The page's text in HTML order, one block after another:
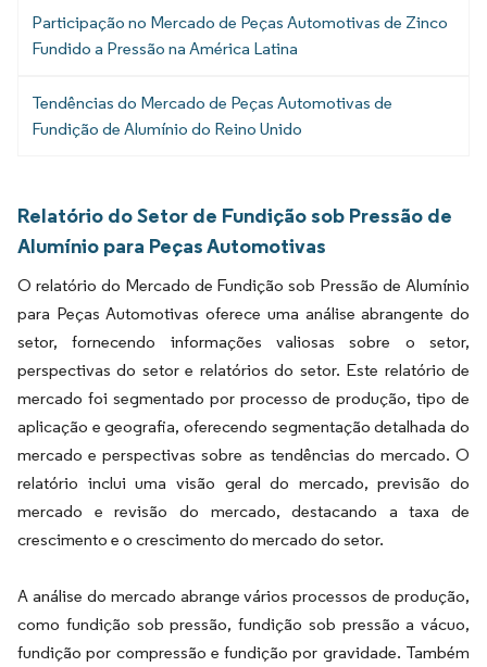
Participação no Mercado de Peças Automotivas de Zinco
Fundido a Pressão na América Latina
Tendências do Mercado de Peças Automotivas de
Fundição de Alumínio do Reino Unido
Relatório do Setor de Fundição sob Pressão de
Alumínio para Peças Automotivas
O relatório do Mercado de Fundição sob Pressão de Alumínio
para Peças Automotivas oferece uma análise abrangente do
setor, fornecendo informações valiosas sobre o setor,
perspectivas do setor e relatórios do setor. Este relatório de
mercado foi segmentado por processo de produção, tipo de
aplicação e geografia, oferecendo segmentação detalhada do
mercado e perspectivas sobre as tendências do mercado. O
relatório inclui uma visão geral do mercado, previsão do
mercado e revisão do mercado, destacando a taxa de
crescimento e o crescimento do mercado do setor.
A análise do mercado abrange vários processos de produção,
como fundição sob pressão, fundição sob pressão a vácuo,
fundição por compressão e fundição por gravidade. Também